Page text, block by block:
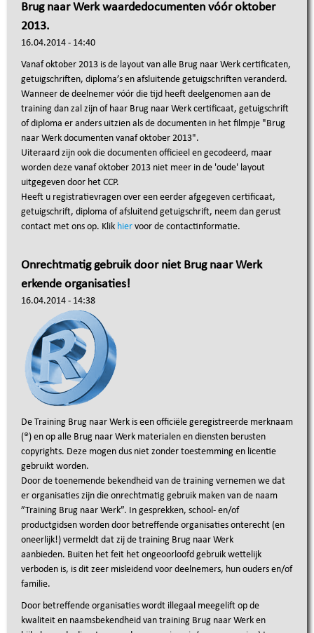
Brug naar Werk waardedocumenten vóór oktober
2013.
16.04.2014 - 14:40
Vanaf oktober 2013 is de layout van alle Brug naar Werk certificaten,
getuigschriften, diploma’s en afsluitende getuigschriften veranderd.
Wanneer de deelnemer vóór die tijd heeft deelgenomen aan de
training dan zal zijn of haar Brug naar Werk certificaat, getuigschrift
of diploma er anders uitzien als de documenten in het filmpje "Brug
naar Werk documenten vanaf oktober 2013".
Uiteraard zijn ook die documenten officieel en gecodeerd, maar
worden deze vanaf oktober 2013 niet meer in de 'oude' layout
uitgegeven door het CCP.
Heeft u registratievragen over een eerder afgegeven certificaat,
getuigschrift, diploma of afsluitend getuigschrift, neem dan gerust
contact met ons op. Klik hier voor de contactinformatie.
Onrechtmatig gebruik door niet Brug naar Werk
erkende organisaties!
16.04.2014 - 14:38
De Training Brug naar Werk is een officiële geregistreerde merknaam
(®) en op alle Brug naar Werk materialen en diensten berusten
copyrights. Deze mogen dus niet zonder toestemming en licentie
gebruikt worden.
Door de toenemende bekendheid van de training vernemen we dat
er organisaties zijn die onrechtmatig gebruik maken van de naam
”Training Brug naar Werk”. In gesprekken, school- en/of
productgidsen worden door betreffende organisaties onterecht (en
oneerlijk!) vermeldt dat zij de training Brug naar Werk
aanbieden. Buiten het feit het ongeoorloofd gebruik wettelijk
verboden is, is dit zeer misleidend voor deelnemers, hun ouders en/of
familie.
Door betreffende organisaties wordt illegaal meegelift op de
kwaliteit en naamsbekendheid van training Brug naar Werk en